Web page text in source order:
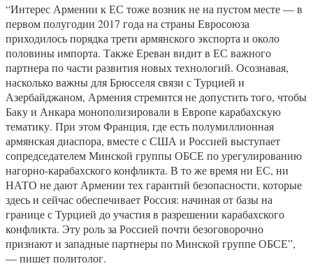
“Интерес Армении к ЕС тоже возник не на пустом месте — в
первом полугодии 2017 года на страны Евросоюза
приходилось порядка трети армянского экспорта и около
половины импорта. Также Ереван видит в ЕС важного
партнера по части развития новых технологий. Осознавая,
насколько важны для Брюсселя связи с Турцией и
Азербайджаном, Армения стремится не допустить того, чтобы
Баку и Анкара монополизировали в Европе карабахскую
тематику. При этом Франция, где есть полумиллионная
армянская диаспора, вместе с США и Россией выступает
сопредседателем Минской группы ОБСЕ по урегулированию
нагорно-карабахского конфликта. В то же время ни ЕС, ни
НАТО не дают Армении тех гарантий безопасности, которые
здесь и сейчас обеспечивает Россия: начиная от базы на
границе с Турцией до участия в разрешении карабахского
конфликта. Эту роль за Россией почти безоговорочно
признают и западные партнеры по Минской группе ОБСЕ”,
— пишет политолог.